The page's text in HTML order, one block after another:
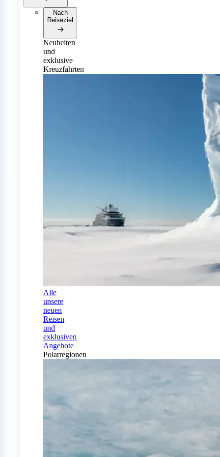
Nach
Reiseziel
Neuheiten
und
exklusive
Kreuzfahrten
Alle
unsere
neuen
Reisen
und
exklusiven
Angebote
Polarregionen